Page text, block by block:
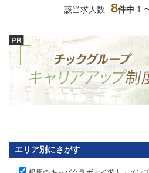
該当求人数 8件中 1
エリア別にさがす